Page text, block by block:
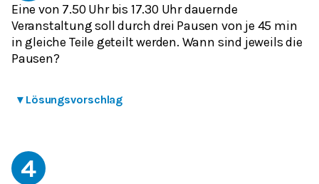
Eine von 7.50 Uhr bis 17.30 Uhr dauernde
Veranstaltung soll durch drei Pausen von je 45 min
in gleiche Teile geteilt werden. Wann sind jeweils die
Pausen?
▾ Lösungsvorschlag
4